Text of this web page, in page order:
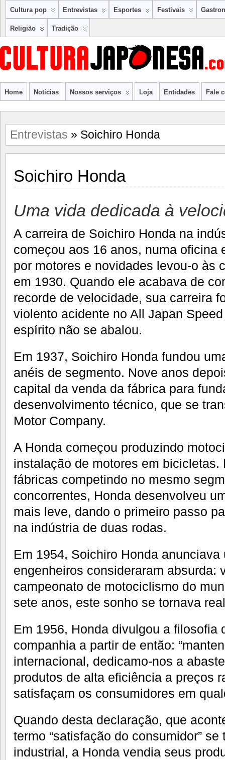
Cultura pop Entrevistas Esportes Festivais
Religião Tradição
Home Notícias Nossos serviços Loja Entidades Fale
Entrevistas » Soichiro Honda
Soichiro Honda
Uma vida dedicada à
A carreira de Soichiro Honda na
começou aos 16 anos, numa oficina
por motores e novidades levou-o às
em 1930. Quando ele acabava de
recorde de velocidade, sua carreira
violento acidente no All Japan
espírito não se abalou.
Em 1937, Soichiro Honda fundou
anéis de segmento. Nove anos
capital da venda da fábrica para
desenvolvimento técnico, que se
Motor Company.
A Honda começou produzindo
instalação de motores em bicicletas.
fábricas competindo no mesmo
concorrentes, Honda desenvolveu
mais leve, dando o primeiro passo
na indústria de duas rodas.
Em 1954, Soichiro Honda
engenheiros consideraram absurda:
campeonato de motociclismo do
sete anos, este sonho se tornava
Em 1956, Honda divulgou a filosofia
companhia a partir de então:
internacional, dedicamo-nos a
produtos de alta eficiência a preços
satisfaçam os consumidores em
Quando desta declaração, que
termo “satisfação do consumidor”
industrial, a Honda vendia seus